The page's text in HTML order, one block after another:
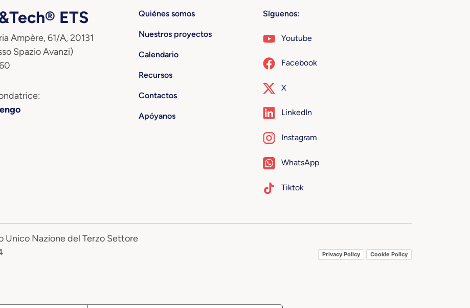
ETS
Ampère, 61/A, 20131
Spazio Avanzi)
Quiénes somos
Nuestros proyectos
Calendario
Recursos
Contactos
Apóyanos
Síguenos:
Youtube
Facebook
X
LinkedIn
Instagram
WhatsApp
Tiktok
Unico Nazione del Terzo Settore
Privacy Policy Cookie Policy